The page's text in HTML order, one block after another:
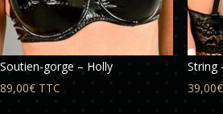
Soutien-gorge – Holly
89,00€ TTC
String
39,00€